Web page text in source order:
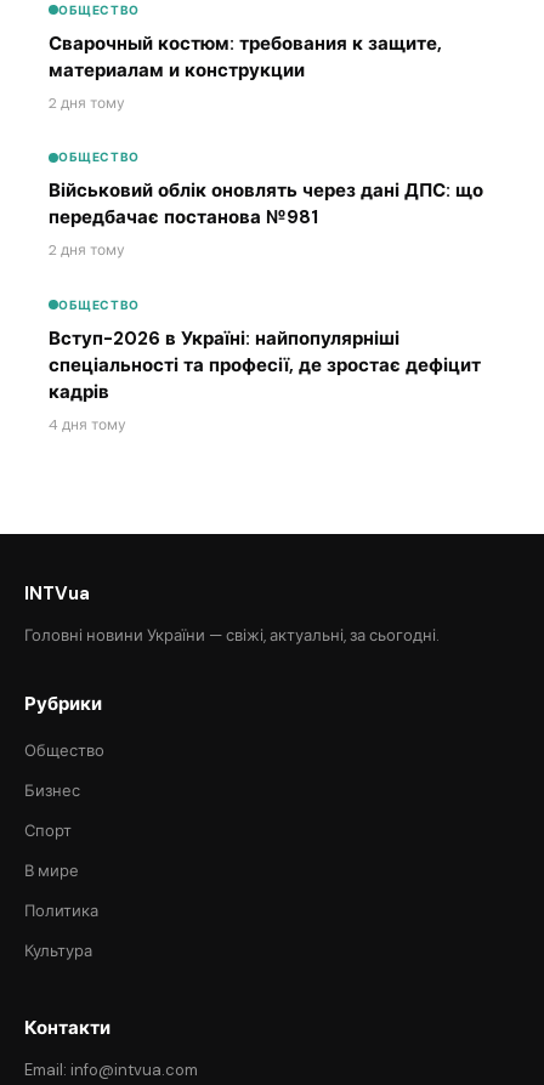
ОБЩЕСТВО
Сварочный костюм: требования к защите,
материалам и конструкции
2 дня тому
ОБЩЕСТВО
Військовий облік оновлять через дані ДПС: що
передбачає постанова №981
2 дня тому
ОБЩЕСТВО
Вступ-2026 в Україні: найпопулярніші
спеціальності та професії, де зростає дефіцит
кадрів
4 дня тому
INTVua
Головні новини України — свіжі, актуальні, за сьогодні.
Рубрики
Общество
Бизнес
Спорт
В мире
Политика
Культура
Контакти
Email: info@intvua.com